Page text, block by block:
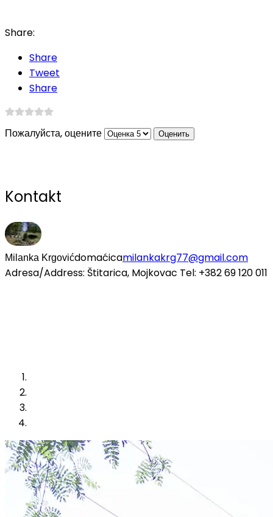
Share:
Share
Tweet
Share
Пожалуйста, оцените
Kontakt
Milanka Krgovićdomaćicamilankakrg77@gmail.com
Adresa/Address: Štitarica, Mojkovac Tel: +382 69 120 011